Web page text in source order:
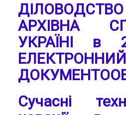
АРХІВНА
УКРАЇНІ в
ЕЛЕКТРОННИЙ
Сучасні